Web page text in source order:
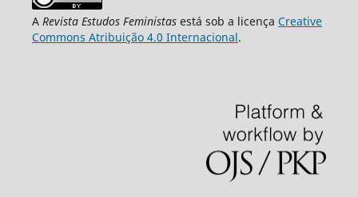
A Revista Estudos Feministasestá sob a licença Creative
Commons Atribuição 4.0 Internacional.